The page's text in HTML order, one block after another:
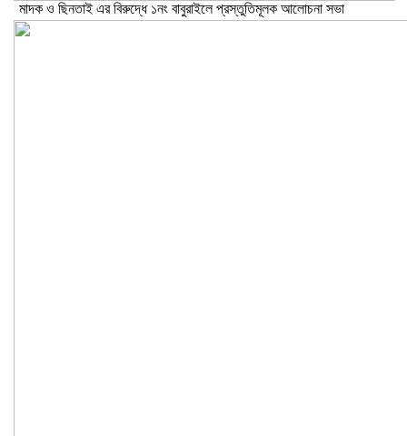
মাদক ও ছিনতাই এর বিরুদ্ধে ১নং বাবুরাইলে প্রস্তুতিমূলক আলোচনা সভা